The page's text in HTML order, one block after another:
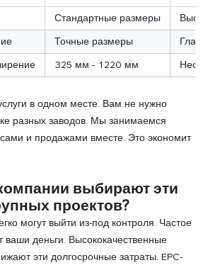
Стандартные размеры
Точные размеры
325 мм - 1220 мм
в одном месте. Вам не нужно
разных заводов. Мы занимаемся
и продажами вместе. Это экономит
выбирают эти
проектов?
могут выйти из-под контроля. Частое
ваши деньги. Высококачественные
эти долгосрочные затраты. EPC-